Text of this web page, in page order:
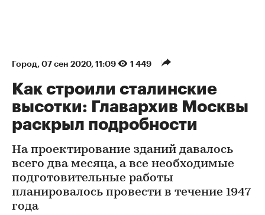
Город⁠, 07 сен 2020, 11:09 1 449
Как строили сталинские
высотки: Главархив Москвы
раскрыл подробности
На проектирование зданий давалось
всего два месяца, а все необходимые
подготовительные работы
планировалось провести в течение 1947
года